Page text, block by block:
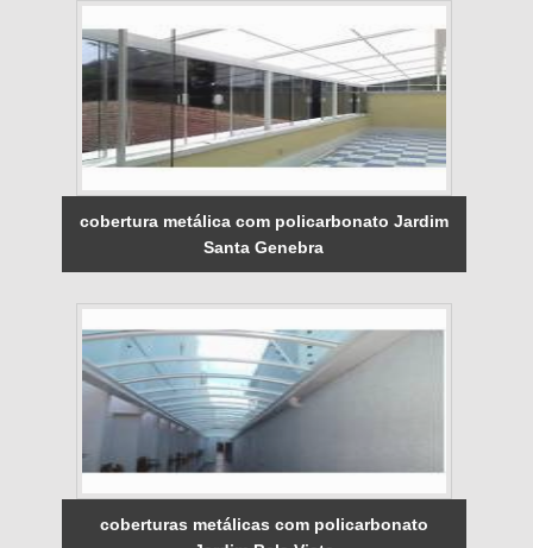
cobertura metálica com policarbonato Jardim
Santa Genebra
coberturas metálicas com policarbonato